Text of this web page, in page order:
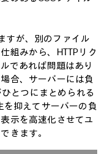
すが、別のファイル
組みから、HTTPリク
であれば問題はあり
合、サーバーには負
とつにまとめられる
を抑えてサーバーの負
示を高速化させてユ
きます。